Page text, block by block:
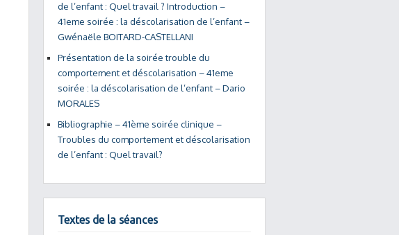
de l’enfant : Quel travail ? Introduction –
41eme soirée : la déscolarisation de l’enfant –
Gwénaële BOITARD-CASTELLANI
Présentation de la soirée trouble du
comportement et déscolarisation – 41eme
soirée : la déscolarisation de l’enfant – Dario
MORALES
Bibliographie – 41ème soirée clinique –
Troubles du comportement et déscolarisation
de l’enfant : Quel travail?
Textes de la séances